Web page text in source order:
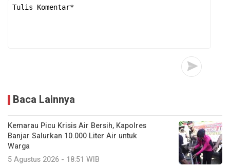
Baca Lainnya
Kemarau Picu Krisis Air Bersih, Kapolres
Banjar Salurkan 10.000 Liter Air untuk
Warga
5 Agustus 2026 - 18:51 WIB